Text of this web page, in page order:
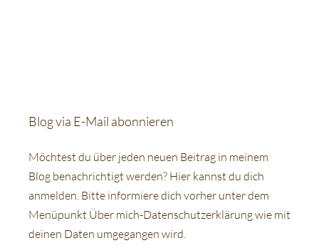
Blog via E-Mail abonnieren
Möchtest du über jeden neuen Beitrag in meinem
Blog benachrichtigt werden? Hier kannst du dich
anmelden. Bitte informiere dich vorher unter dem
Menüpunkt Über mich-Datenschutzerklärung wie mit
deinen Daten umgegangen wird.